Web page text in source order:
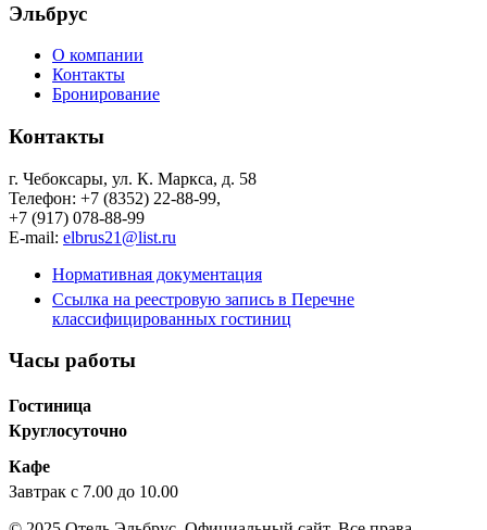
Эльбрус
О компании
Контакты
Бронирование
Контакты
г. Чебоксары, ул. К. Маркса, д. 58
Телефон: +7 (8352) 22-88-99,
+7 (917) 078-88-99
E-mail: elbrus21@list.ru
Нормативная документация
Ссылка на реестровую запись в Перечне
классифицированных гостиниц
Часы работы
Гостиница
Круглосуточно
Кафе
Завтрак с 7.00 до 10.00